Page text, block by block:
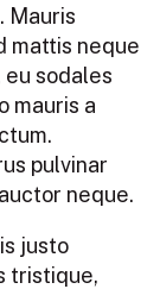
Mauris
mattis neque
sodales
mauris a
pulvinar
neque.
justo
tristique,